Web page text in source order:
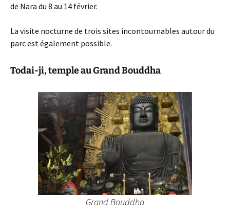
de Nara du 8 au 14 février.
La visite nocturne de trois sites incontournables autour du
parc est également possible.
Todai-ji, temple au Grand Bouddha
Grand Bouddha